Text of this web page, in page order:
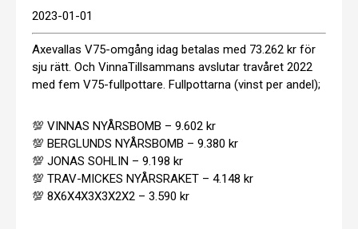
2023-01-01
Axevallas V75-omgång idag betalas med 73.262 kr för
sju rätt. Och VinnaTillsammans avslutar travåret 2022
med fem V75-fullpottare. Fullpottarna (vinst per andel);
💯 VINNAS NYÅRSBOMB – 9.602 kr
💯 BERGLUNDS NYÅRSBOMB – 9.380 kr
💯 JONAS SOHLIN – 9.198 kr
💯 TRAV-MICKES NYÅRSRAKET – 4.148 kr
💯 8X6X4X3X3X2X2 – 3.590 kr